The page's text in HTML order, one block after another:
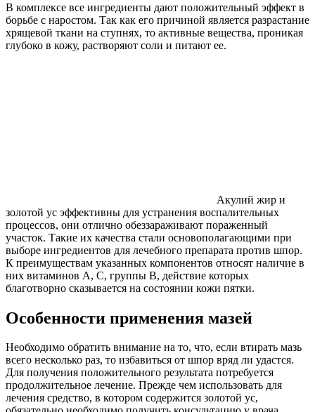
В комплексе все ингредиенты дают положительный эффект в
борьбе с наростом. Так как его причиной является разрастание
хрящевой ткани на ступнях, то активные вещества, проникая
глубоко в кожу, растворяют соли и питают ее.
Акулий жир и
золотой ус эффективны для устранения воспалительных
процессов, они отлично обеззараживают пораженный
участок. Такие их качества стали основополагающими при
выборе ингредиентов для лечебного препарата против шпор.
К преимуществам указанных компонентов относят наличие в
них витаминов А, С, группы В, действие которых
благотворно сказывается на состоянии кожи пятки.
Особенности применения мазей
Необходимо обратить внимание на то, что, если втирать мазь
всего несколько раз, то избавиться от шпор вряд ли удастся.
Для получения положительного результата потребуется
продолжительное лечение. Прежде чем использовать для
лечения средство, в котором содержится золотой ус,